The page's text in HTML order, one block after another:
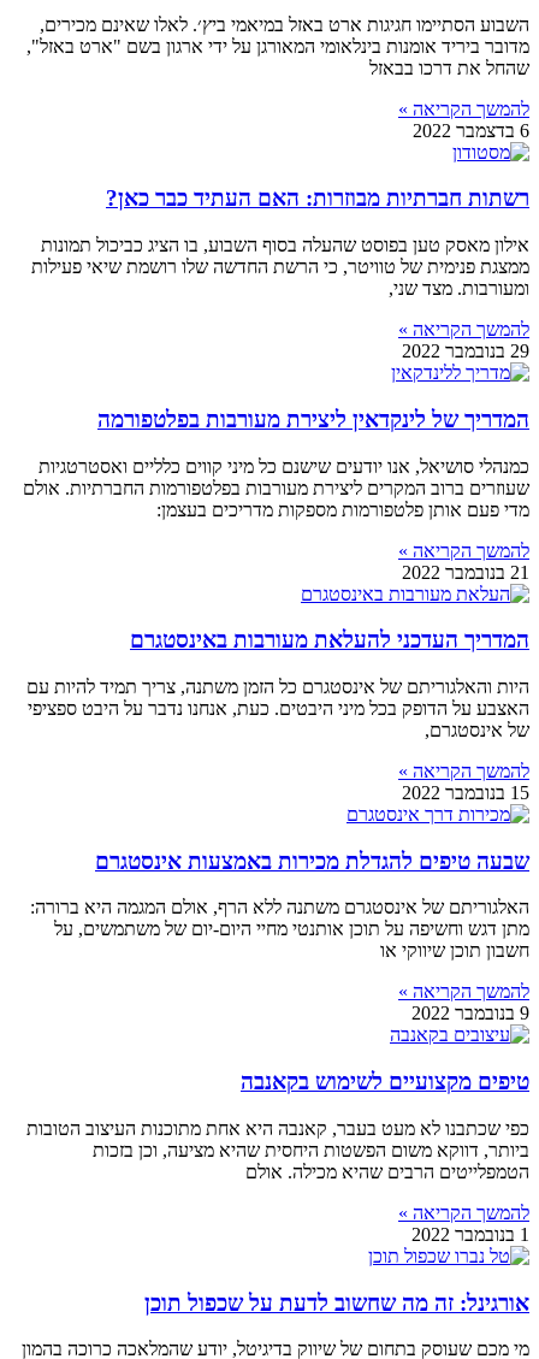
השבוע הסתיימו חגיגות ארט באזל במיאמי ביץ׳. לאלו שאינם מכירים,
מדובר ביריד אומנות בינלאומי המאורגן על ידי ארגון בשם "ארט באזל",
שהחל את דרכו בבאזל
להמשך הקריאה »
6 בדצמבר 2022
רשתות חברתיות מבוזרות: האם העתיד כבר כאן?
אילון מאסק טען בפוסט שהעלה בסוף השבוע, בו הציג כביכול תמונות
ממצגת פנימית של טוויטר, כי הרשת החדשה שלו רושמת שיאי פעילות
ומעורבות. מצד שני,
להמשך הקריאה »
29 בנובמבר 2022
המדריך של לינקדאין ליצירת מעורבות בפלטפורמה
כמנהלי סושיאל, אנו יודעים שישנם כל מיני קווים כלליים ואסטרטגיות
שעוזרים ברוב המקרים ליצירת מעורבות בפלטפורמות החברתיות. אולם
מדי פעם אותן פלטפורמות מספקות מדריכים בעצמן:
להמשך הקריאה »
21 בנובמבר 2022
המדריך העדכני להעלאת מעורבות באינסטגרם
היות והאלגוריתם של אינסטגרם כל הזמן משתנה, צריך תמיד להיות עם
האצבע על הדופק בכל מיני היבטים. כעת, אנחנו נדבר על היבט ספציפי
של אינסטגרם,
להמשך הקריאה »
15 בנובמבר 2022
שבעה טיפים להגדלת מכירות באמצעות אינסטגרם
האלגוריתם של אינסטגרם משתנה ללא הרף, אולם המגמה היא ברורה:
מתן דגש וחשיפה על תוכן אותנטי מחיי היום-יום של משתמשים, על
חשבון תוכן שיווקי או
להמשך הקריאה »
9 בנובמבר 2022
טיפים מקצועיים לשימוש בקאנבה
כפי שכתבנו לא מעט בעבר, קאנבה היא אחת מתוכנות העיצוב הטובות
ביותר, דווקא משום הפשטות היחסית שהיא מציעה, וכן בזכות
הטמפלייטים הרבים שהיא מכילה. אולם
להמשך הקריאה »
1 בנובמבר 2022
אורגינל: זה מה שחשוב לדעת על שכפול תוכן
מי מכם שעוסק בתחום של שיווק בדיגיטל, יודע שהמלאכה כרוכה בהמון